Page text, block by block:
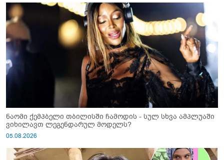
ნაომი ქემპბელი თბილისში ჩამოდის - სულ სხვა ამპლუაში
ვიხილავთ ლეგენდარულ მოდელს?
05.08.2026